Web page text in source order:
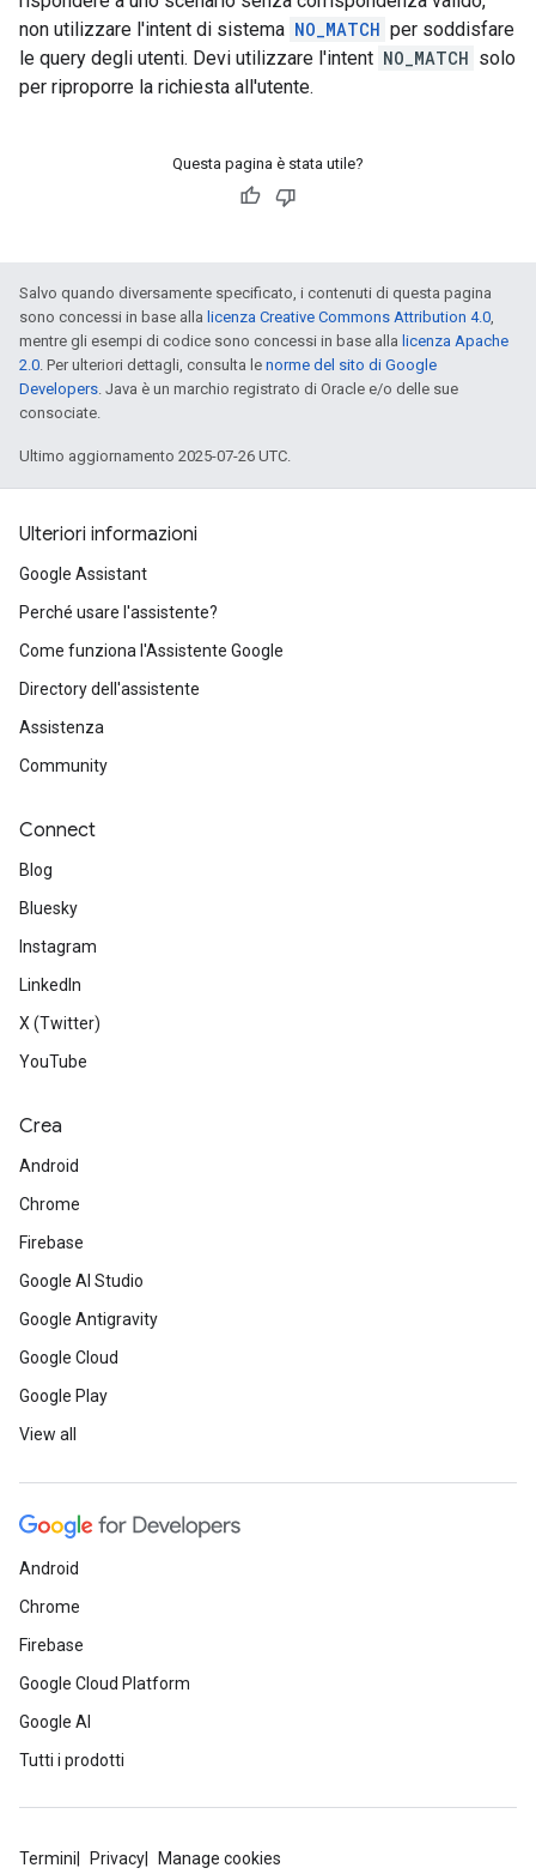
non utilizzare l'intent di sistema NO_MATCH per soddisfare
le query degli utenti. Devi utilizzare l'intent NO_MATCH solo
per riproporre la richiesta all'utente.
Questa pagina è stata utile?
Salvo quando diversamente specificato, i contenuti di questa pagina
sono concessi in base alla licenza Creative Commons Attribution 4.0
mentre gli esempi di codice sono concessi in base alla licenza Apache
2.0 . Per ulteriori dettagli, consulta le norme del sito di Google
Developers . Java è un marchio registrato di Oracle e/o delle sue
consociate.
Ultimo aggiornamento 2025-07-26 UTC.
Ulteriori informazioni
Google Assistant
Perché usare l'assistente?
Come funziona l'Assistente Google
Directory dell'assistente
Assistenza
Community
Connect
Blog
Bluesky
Instagram
LinkedIn
X (Twitter)
YouTube
Crea
Android
Chrome
Firebase
Google AI Studio
Google Antigravity
Google Cloud
Google Play
View all
Android
Chrome
Firebase
Google Cloud Platform
Google AI
Tutti i prodotti
Termini Privacy Manage cookies